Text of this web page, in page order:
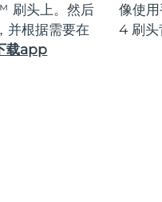
刷头上。然后
根据需要在
载app
像使
4 刷头